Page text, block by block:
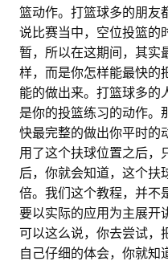
篮动作。打篮球多的朋友
说比赛当中，空位投篮的
暂，所以在这期间，其实
样，而是你怎样能最快的
能的做出来。打篮球多的
是你的投篮练习的动作。
快最完整的做出你平时的
用了这个扶球位置之后，
后，你就会知道，这个扶
倍。我们这个教程，并不
要以实际的应用为主展开
可以这么说，你去尝试，
自己仔细的体会，你就知